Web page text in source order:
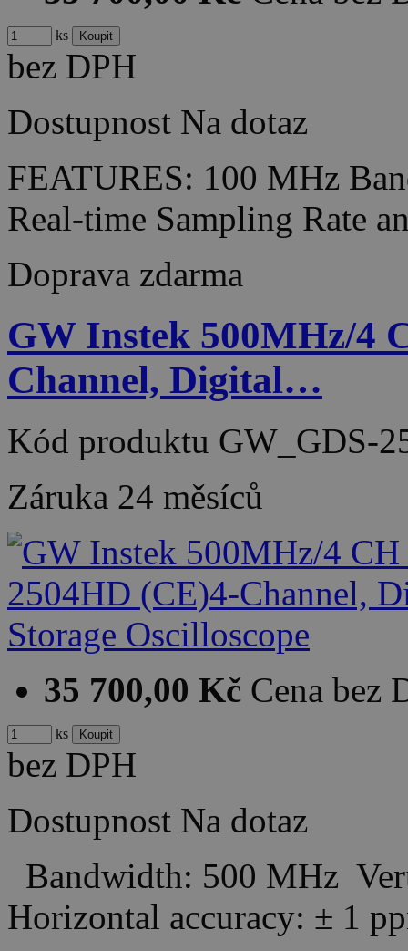
ks
bez DPH
Dostupnost Na dotaz
FEATURES: 100 MHz
Real-time Sampling Rate
Doprava zdarma
GW Instek 500MHz/4
Channel, Digital…
Kód produktu GW_GDS-
Záruka 24 měsíců
35 700,00 Kč Cena bez
ks
bez DPH
Dostupnost Na dotaz
Bandwidth: 500 MHz
Horizontal accuracy: ± 1